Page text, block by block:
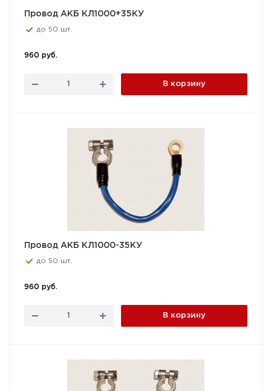
Провод АКБ КЛ1000+35КУ
до 50 шт.
960 руб.
В корзину
Провод АКБ КЛ1000-35КУ
до 50 шт.
960 руб.
В корзину